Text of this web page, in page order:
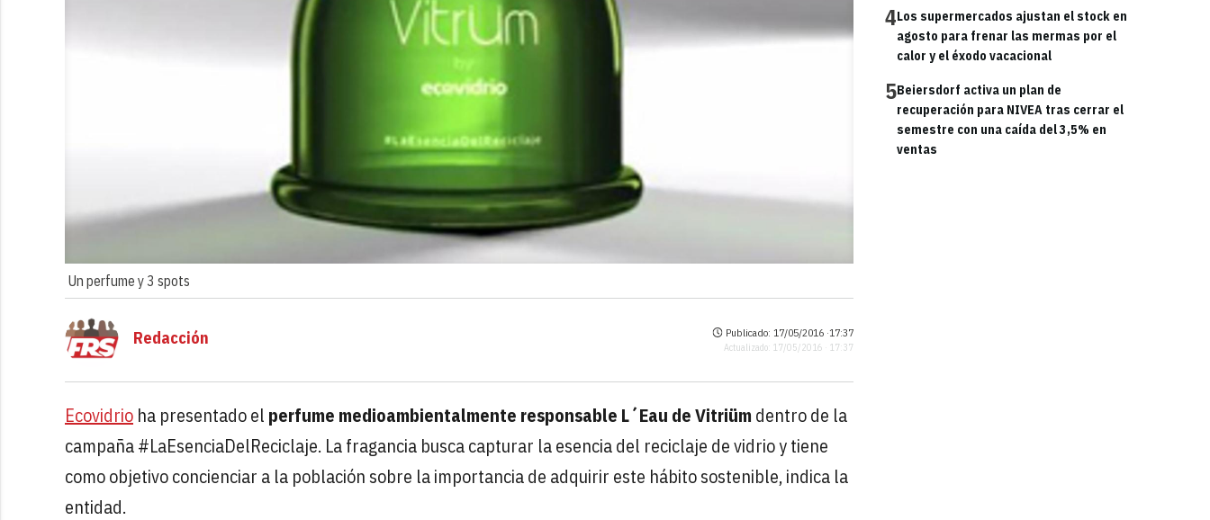
Un perfume y 3 spots
4Los supermercados ajustan el stock en
agosto para frenar las mermas por el
calor y el éxodo vacacional
5Beiersdorf activa un plan de
recuperación para NIVEA tras cerrar el
semestre con una caída del 3,5% en
ventas
Redacción Publicado: 17/05/2016 ·17:37
Actualizado: 17/05/2016 · 17:37
Ecovidrio ha presentado el perfume medioambientalmente responsable L´Eau de Vitriüm dentro de la
campaña #LaEsenciaDelReciclaje. La fragancia busca capturar la esencia del reciclaje de vidrio y tiene
como objetivo concienciar a la población sobre la importancia de adquirir este hábito sostenible, indica la
entidad.